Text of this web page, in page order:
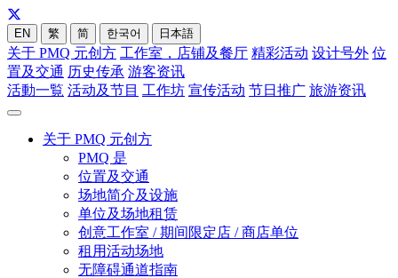
EN 繁 简 한국어 日本語
关于 PMQ 元创方 工作室，店铺及餐厅 精彩活动 设计号外 位
置及交通 历史传承 游客资讯
活動一覧 活动及节目 工作坊 宣传活动 节日推广 旅游资讯
关于 PMQ 元创方
PMQ 是
位置及交通
场地简介及设施
单位及场地租赁
创意工作室 / 期间限定店 / 商店单位
租用活动场地
无障碍通道指南